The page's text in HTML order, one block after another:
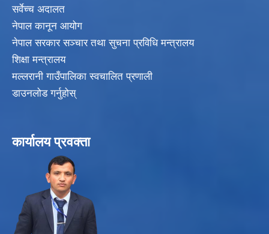
सर्वेच्च अदालत
नेपाल कानून आयोग
नेपाल सरकार सञ्चार तथा सुचना प्रविधि मन्त्रालय
शिक्षा मन्त्रालय
मल्लरानी गाउँपालिका स्वचालित प्रणाली
डाउनलोड गर्नुहोस्
कार्यालय प्रवक्ता